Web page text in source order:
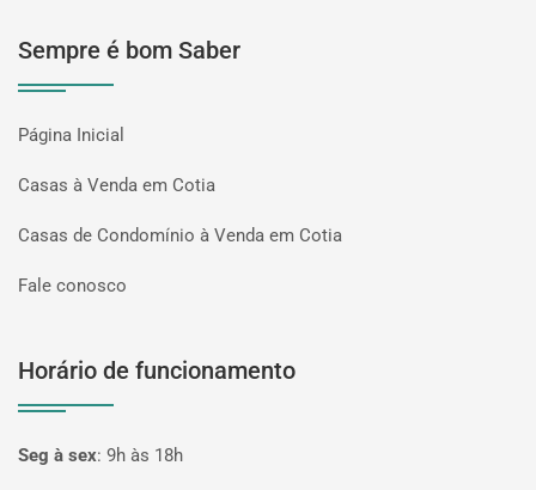
Sempre é bom Saber
Página Inicial
Casas à Venda em Cotia
Casas de Condomínio à Venda em Cotia
Fale conosco
Horário de funcionamento
Seg à sex: 9h às 18h